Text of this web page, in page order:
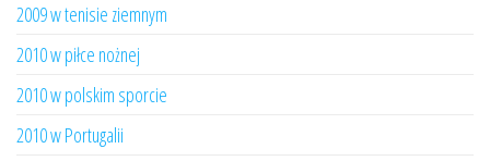
2009 w tenisie ziemnym
2010 w piłce nożnej
2010 w polskim sporcie
2010 w Portugalii